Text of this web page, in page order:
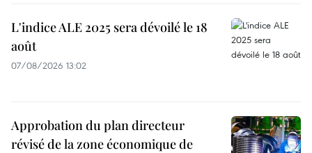
L'indice ALE 2025 sera dévoilé le 18
août
07/08/2026 13:02
Approbation du plan directeur
révisé de la zone économique de